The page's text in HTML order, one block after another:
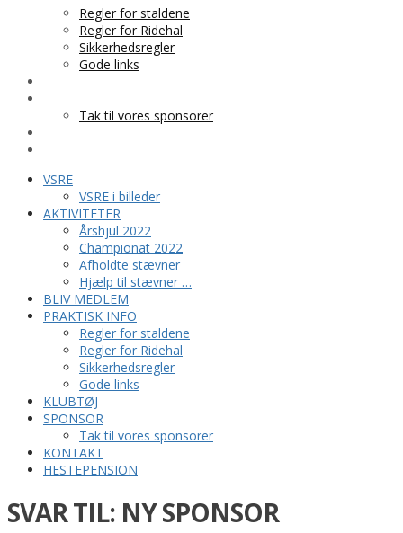
Regler for staldene
Regler for Ridehal
Sikkerhedsregler
Gode links
Tak til vores sponsorer
VSRE
VSRE i billeder
AKTIVITETER
Årshjul 2022
Championat 2022
Afholdte stævner
Hjælp til stævner …
BLIV MEDLEM
PRAKTISK INFO
Regler for staldene
Regler for Ridehal
Sikkerhedsregler
Gode links
KLUBTØJ
SPONSOR
Tak til vores sponsorer
KONTAKT
HESTEPENSION
SVAR TIL: NY SPONSOR